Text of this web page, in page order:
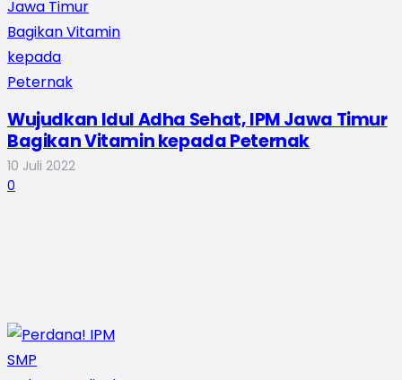
Wujudkan Idul Adha Sehat, IPM Jawa Timur
Bagikan Vitamin kepada Peternak
10 Juli 2022
0